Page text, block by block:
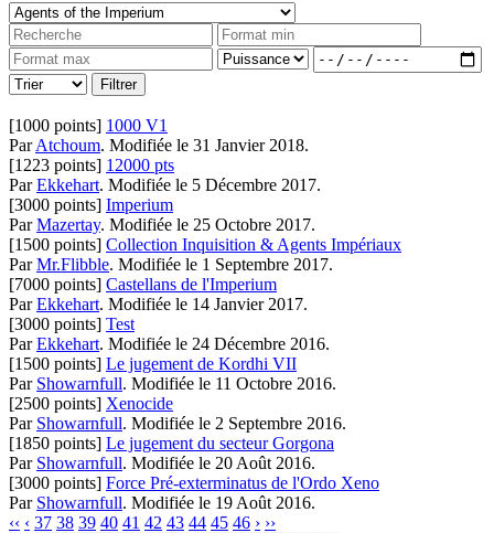
[1000 points] 1000 V1
ParAtchoum. Modifiée le 31 Janvier 2018.
[1223 points] 12000 pts
ParEkkehart. Modifiée le 5 Décembre 2017.
[3000 points] Imperium
ParMazertay. Modifiée le 25 Octobre 2017.
[1500 points] Collection Inquisition & Agents Impériaux
ParMr.Flibble. Modifiée le 1 Septembre 2017.
[7000 points] Castellans de l'Imperium
ParEkkehart. Modifiée le 14 Janvier 2017.
[3000 points] Test
ParEkkehart. Modifiée le 24 Décembre 2016.
[1500 points] Le jugement de Kordhi VII
Par Showarnfull. Modifiée le 11 Octobre 2016.
[2500 points] Xenocide
Par Showarnfull. Modifiée le 2 Septembre 2016.
[1850 points] Le jugement du secteur Gorgona
Par Showarnfull. Modifiée le 20 Août 2016.
[3000 points] Force Pré-exterminatus de l'Ordo Xeno
Par Showarnfull. Modifiée le 19 Août 2016.
‹‹ ‹ 37 38 39 40 41 42 43 44 45 46 › ››